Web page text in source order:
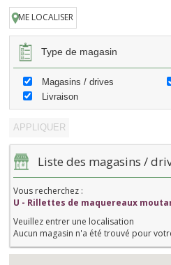
ME LOCALISER
Type de magasin
Magasins / drives
Livraison
Liste des magasins /
Vous recherchez :
U - Rillettes de maquereaux
Veuillez entrer une localisation
Aucun magasin n'a été trouvé pour